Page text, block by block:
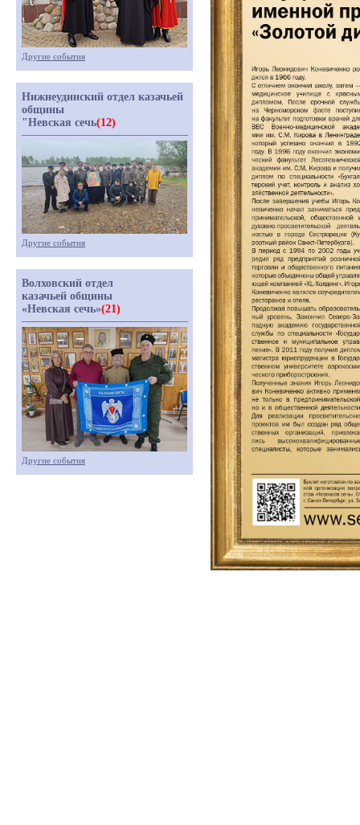
Другие события
Нижнеудинский отдел казачьей
общины
"Невская сечь(12)
Другие события
Волховский отдел
казачьей общины
«Невская сечь»(21)
Другие события